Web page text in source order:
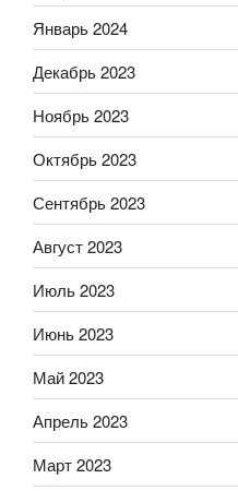
Январь 2024
Декабрь 2023
Ноябрь 2023
Октябрь 2023
Сентябрь 2023
Август 2023
Июль 2023
Июнь 2023
Май 2023
Апрель 2023
Март 2023